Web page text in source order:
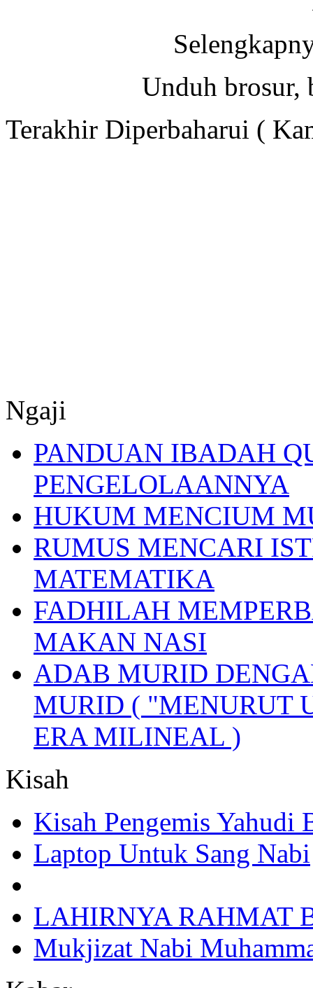
Unduh brosur,
Terakhir Diperbaharui (
Ngaji
PANDUAN IBADAH
PENGELOLAANNYA
HUKUM MENCIUM
RUMUS MENCARI
MATEMATIKA
FADHILAH
MAKAN NASI
ADAB MURID
MURID ( "MENURUT
ERA MILINEAL )
Kisah
Kisah Pengemis Yahudi
Laptop Untuk Sang Nabi
LAHIRNYA RAHMAT
Mukjizat Nabi